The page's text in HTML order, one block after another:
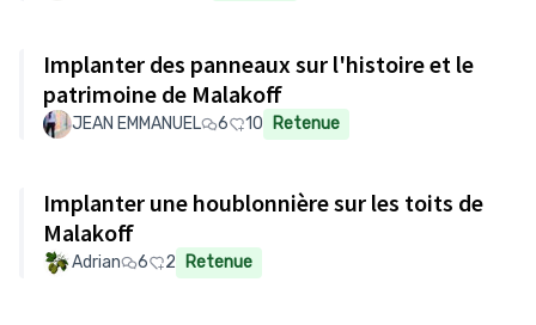
Implanter des panneaux sur l'histoire et le
patrimoine de Malakoff
JEAN EMMANUEL 6 10 Retenue
Implanter une houblonnière sur les toits de
Malakoff
Adrian 6 2 Retenue